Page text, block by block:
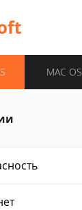
MAC OS